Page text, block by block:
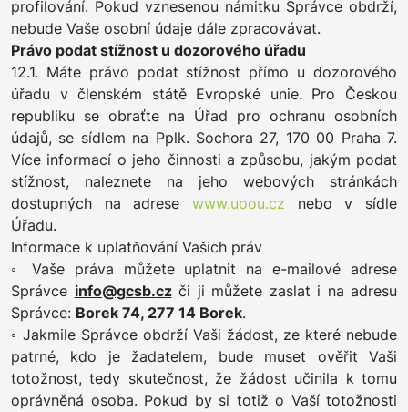
profilování. Pokud vznesenou námitku Správce obdrží,
nebude Vaše osobní údaje dále zpracovávat.
Právo podat stížnost u dozorového úřadu
12.1. Máte právo podat stížnost přímo u dozorového
úřadu v členském státě Evropské unie. Pro Českou
republiku se obraťte na Úřad pro ochranu osobních
údajů, se sídlem na Pplk. Sochora 27, 170 00 Praha 7.
Více informací o jeho činnosti a způsobu, jakým podat
stížnost, naleznete na jeho webových stránkách
dostupných na adrese www.uoou.cz nebo v sídle
Úřadu.
Informace k uplatňování Vašich práv
◦ Vaše práva můžete uplatnit na e-mailové adrese
Správce info@gcsb.czči ji můžete zaslat i na adresu
Správce: Borek 74, 277 14 Borek.
◦ Jakmile Správce obdrží Vaši žádost, ze které nebude
patrné, kdo je žadatelem, bude muset ověřit Vaši
totožnost, tedy skutečnost, že žádost učinila k tomu
oprávněná osoba. Pokud by si totiž o Vaší totožnosti